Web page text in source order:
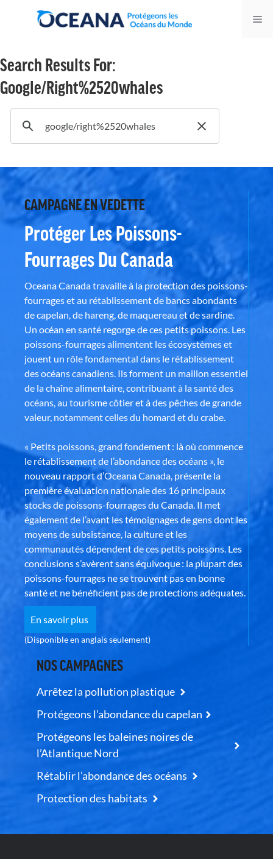
Search Results For:
Google/right%2520whales
CAMPAGNE EN VEDETTE
Protéger Les Poissons-
Fourrages Du Canada
Oceana Canada travaille à la protection des poissons-
fourrages et au rétablissement de bancs abondants
de capelan, de hareng, de maquereau et de sardine.
Un océan en santé regorge de ces petits poissons. Les
poissons-fourrages alimentent les écosystèmes et
jouent un rôle fondamental dans le rétablissement
des océans canadiens. Ils forment un maillon essentiel
de la chaîne alimentaire, contribuant à la santé des
océans, au tourisme côtier et à des pêches de grande
valeur, notamment celles du homard et du crabe.
« Petits poissons, grand fondement : là où commence
le rétablissement de l’abondance des océans », le
nouveau rapport d’Oceana Canada, présente la
première évaluation nationale des 16 principaux
stocks de poissons-fourrages du Canada. Il met
également de l’avant les témoignages de gens dont les
moyens de subsistance, la culture et les
communautés dépendent de ces petits poissons. Les
conclusions s’avèrent sans équivoque : la plupart des
poissons-fourrages ne se trouvent pas en bonne
santé et ne bénéficient pas de protections adéquates.
En savoir plus
(Disponible en anglais seulement)
NOS CAMPAGNES
Arrêtez la pollution plastique
Protégeons l’abondance du capelan
Protégeons les baleines noires de
l’Atlantique Nord
Rétablir l’abondance des océans
Protection des habitats